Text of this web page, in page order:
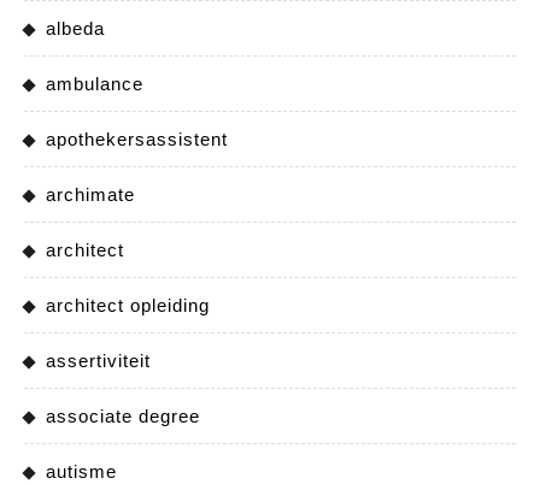
albeda
ambulance
apothekersassistent
archimate
architect
architect opleiding
assertiviteit
associate degree
autisme